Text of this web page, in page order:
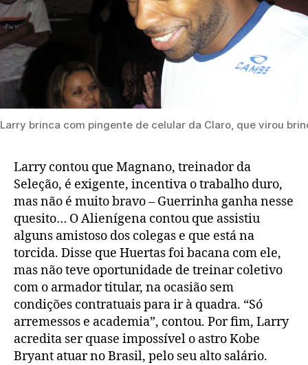
Larry brinca com pingente de celular da Claro, que virou
Larry contou que Magnano, treinador da
Seleção, é exigente, incentiva o trabalho duro,
mas não é muito bravo – Guerrinha ganha nesse
quesito… O Alienígena contou que assistiu
alguns amistoso dos colegas e que está na
torcida. Disse que Huertas foi bacana com ele,
mas não teve oportunidade de treinar coletivo
com o armador titular, na ocasião sem
condições contratuais para ir à quadra. “Só
arremessos e academia”, contou. Por fim, Larry
acredita ser quase impossível o astro Kobe
Bryant atuar no Brasil, pelo seu alto salário.